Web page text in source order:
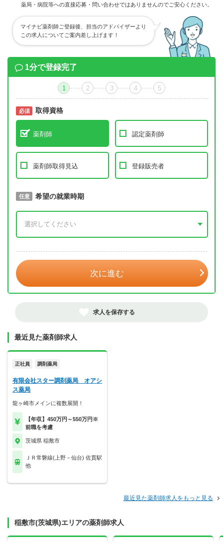
薬局・病院等への直接応募・問い合わせではありませんのでご安心ください。
マイナビ薬剤師ご登録後、担当のアドバイザーより
この求人についてご案内差し上げます！
1分で登録完了
1 2 3 4 5
必須 取得資格
薬剤師 認定薬剤師
薬剤師取得見込 登録販売者
必須 取得予定年
任意 希望の就業時期
次に進む
求人を保存する
最近見た薬剤師求人
正社員 調剤薬局
有限会社スター調剤薬局 オアシ
ス薬局
龍ヶ崎市メインに複数展開！
【年収】450万円～550万円※
前職を考慮
茨城県 稲敷市
ＪＲ常磐線(上野－仙台) 佐貫駅
他
最近見た薬剤師求人をもっと見る
稲敷市(茨城県)エリアの薬剤師求人